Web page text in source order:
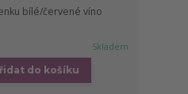
bílé/červené víno
Skladem
do košíku